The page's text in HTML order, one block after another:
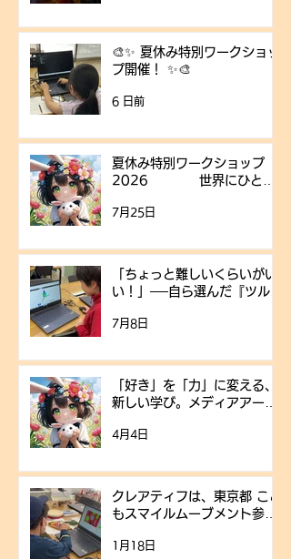
🎨✨ 夏休み特別ワークショッ
プ開催！ ✨🎨
6 日前
夏休み特別ワークショップ
2026 世界にひとつ
くろう！この夏、クレアティ
ャラクター」をつくってみま
せんか？自分で考えたキャラ
クターをイラストにして、さ
らにそのキャラクターに
**「声」や「性格」**をつけ
7月25日
「ちょっと難しいくらいがい
い！」──自ら選んだ『ツルの
7月8日
「好き」を「力」に変える、
新しい学び。メディアアート
4月4日
クレアティフは、東京都 こど
もスマイルムーブメント参画
1月18日